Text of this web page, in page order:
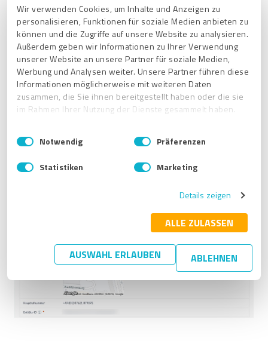
Wir verwenden Cookies, um Inhalte und Anzeigen zu
personalisieren, Funktionen für soziale Medien anbieten zu
können und die Zugriffe auf unsere Website zu analysieren.
Außerdem geben wir Informationen zu Ihrer Verwendung
unserer Website an unsere Partner für soziale Medien,
Werbung und Analysen weiter. Unsere Partner führen diese
Informationen möglicherweise mit weiteren Daten
zusammen, die Sie ihnen bereitgestellt haben oder die sie
im Rahmen Ihrer Nutzung der Dienste gesammelt haben.
Impressum
Datenschutzbestimmungen
E
i
w
Notwendig Präferenzen
Statistiken Marketing
Details zeigen
ALLE ZULASSEN
AUSWAHL ERLAUBEN ABLEHNEN
Entitäten. Wenn Sie mit der Maus über den Abschnitt fahren,
erscheint ein
Editierstift zur Bearbeitung: